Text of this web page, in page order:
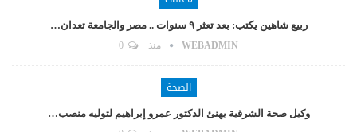
ربيع شاهين يكتب: بعد تعثر ٩ سنوات .. مصر والجامعة تعدان…
WEBADMIN منذ
الصحة
وكيل صحة الشرقية يهنئ الدكتور عمرو إبراهيم لتوليه منصب…